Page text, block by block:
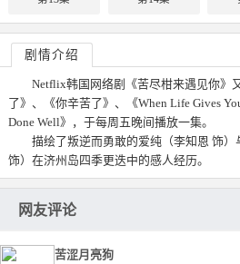
剧情介绍
Netflix韩国网络剧《苦尽柑来遇见你》
了》、《你辛苦了》、《When Life Gives
Done Well》，于每周五晚间播放一集。
描绘了叛逆而勇敢的爱纯（李知恩 饰）
饰）在济州岛四季更迭中的感人经历。
网友评论
苦涩月亮狗